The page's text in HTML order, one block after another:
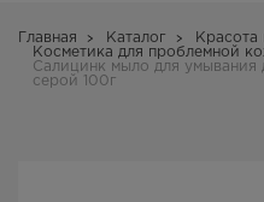
Главная Каталог Красота
Косметика для проблемной
Салицинк мыло для умывания
серой 100г